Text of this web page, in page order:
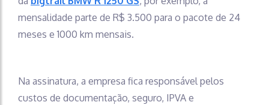
mensalidade parte de R$ 3.500 para o pacote de 24
meses e 1000 km mensais.
Na assinatura, a empresa fica responsável pelos
custos de documentação, seguro, IPVA e